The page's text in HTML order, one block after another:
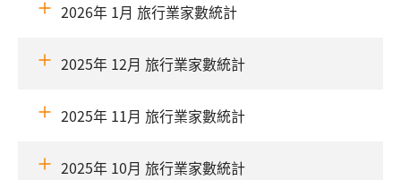
2026年 1月 旅行業家數統計
2025年 12月 旅行業家數統計
2025年 11月 旅行業家數統計
2025年 10月 旅行業家數統計